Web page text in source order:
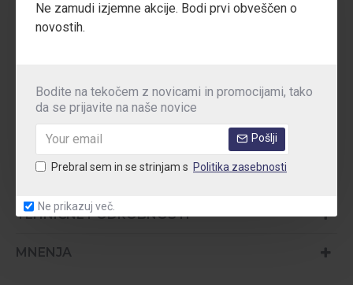
Ne zamudi izjemne akcije. Bodi prvi obveščen o
novostih.
Bodite na tekočem z novicami in promocijami, tako
da se prijavite na naše novice
Pošlji
Prebral sem in se strinjam s Politika zasebnosti
Ne prikazuj več.
Mrežasti in sintetični zgornji delomogoča zračnost,
fleksibilnost in športno estetiko – popolna izbira za aktivno
Standardi: EN ISO 20347:2012 | OB FO SRC | CE
skladišča, dolgotrajna stoječa dela
TEHNIČNE PODROBNOSTI
MNENJA